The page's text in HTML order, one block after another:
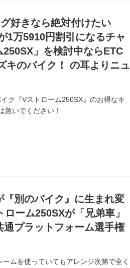
好きなら絶対付けたい
1万5910円割引になるチャ
」を検討中ならETC
キのバイク！ の耳よりニュ
ク『Vストローム250SX』のお得なキ
急いでください！
『別のバイク』に生まれ変
ーム250SXが「兄弟車」
プラットフォーム選手権
ムを使っていてもアレンジ次第で全く